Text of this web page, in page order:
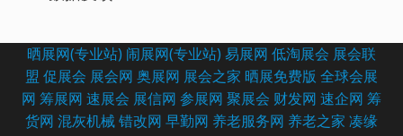
晒展网(专业站) 闹展网(专业站)易展网 低淘展会 展会联
盟 促展会 展会网 奥展网 展会之家 晒展免费版 全球会展
网 筹展网 速展会 展信网 参展网 聚展会 财发网 速企网 筹
货网 混灰机械错改网 早勤网 养老服务网 养老之家 凑缘